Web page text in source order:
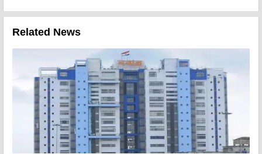
Related News